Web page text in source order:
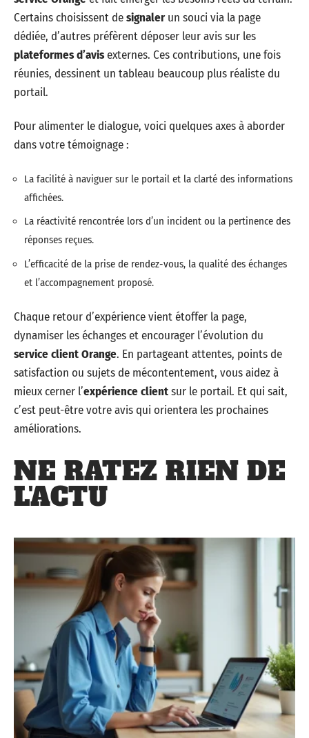
Certains choisissent designalerun souci via la page
dédiée, d’autres préfèrent déposer leur avis sur les
plateformes d’avisexternes. Ces contributions, une fois
réunies, dessinent un tableau beaucoup plus réaliste du
portail.
Pour alimenter le dialogue, voici quelques axes à aborder
dans votre témoignage :
La facilité à naviguer sur le portail et la clarté des informations
affichées.
La réactivité rencontrée lors d’un incident ou la pertinence des
réponses reçues.
L’efficacité de la prise de rendez-vous, la qualité des échanges
et l’accompagnement proposé.
Chaque retour d’expérience vient étoffer la page,
dynamiser les échanges et encourager l’évolution du
service client Orange. En partageant attentes, points de
satisfaction ou sujets de mécontentement, vous aidez à
mieux cerner l’expérience clientsur le portail. Et qui sait,
c’est peut-être votre avis qui orientera les prochaines
améliorations.
NE RATEZ RIEN DE
L'ACTU